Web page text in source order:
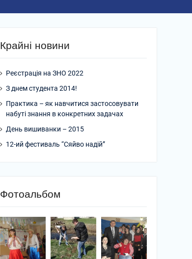
Крайні новини
Реєстрація на ЗНО 2022
З днем студента 2014!
Практика – як навчитися застосовувати
набуті знання в конкретних задачах
День вишиванки – 2015
12-ий фестиваль “Сяйво надій”
Фотоальбом